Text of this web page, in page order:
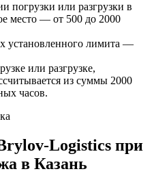
погрузки или разгрузки в
место — от 500 до 2000
установленного лимита —
или разгрузке,
из суммы 2000
часов.
Logistics при
в Казань